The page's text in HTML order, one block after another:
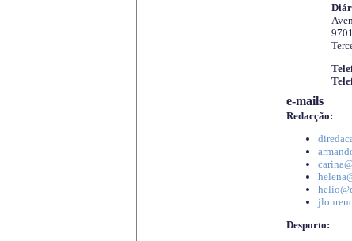
e-mails
Redacção:
Desporto: